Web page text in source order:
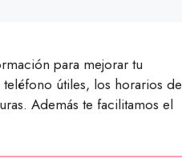
para mejorar tu
útiles, los horarios de
Además te facilitamos el